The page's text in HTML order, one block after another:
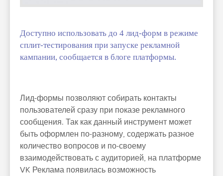
Доступно использовать до 4 лид-форм в режиме
сплит-тестирования при запуске рекламной
кампании, сообщается в блоге платформы.
Лид-формы позволяют собирать контакты
пользователей сразу при показе рекламного
сообщения. Так как данный инструмент может
быть оформлен по-разному, содержать разное
количество вопросов и по-своему
взаимодействовать с аудиторией, на платформе
VK Реклама появилась возможность